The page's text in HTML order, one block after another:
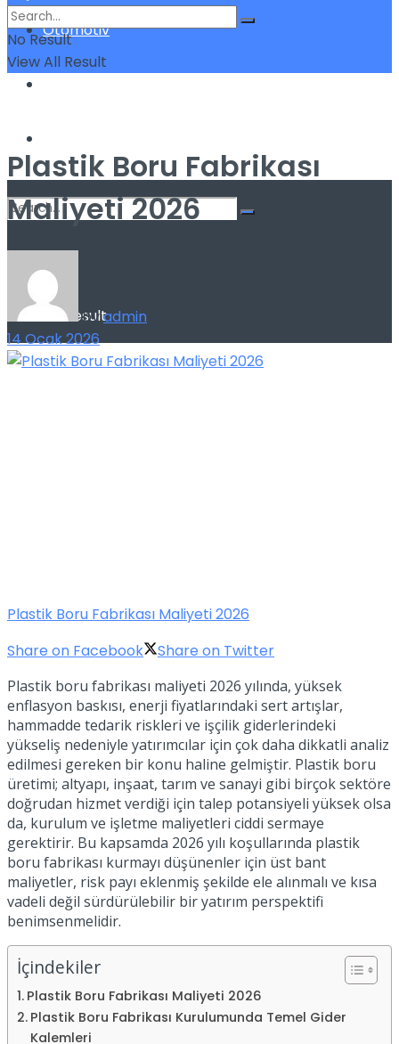
Otomotiv
View All Result
No Result
View All Result
Plastik Boru Fabrikası
Maliyeti 2026
byadmin
14 Ocak 2026
Plastik Boru Fabrikası Maliyeti 2026
Share on Facebook
Share on Twitter
Plastik boru fabrikası maliyeti 2026 yılında, yüksek
enflasyon baskısı, enerji fiyatlarındaki sert artışlar,
hammadde tedarik riskleri ve işçilik giderlerindeki
yükseliş nedeniyle yatırımcılar için çok daha dikkatli analiz
edilmesi gereken bir konu haline gelmiştir. Plastik boru
üretimi; altyapı, inşaat, tarım ve sanayi gibi birçok sektöre
doğrudan hizmet verdiği için talep potansiyeli yüksek olsa
da, kurulum ve işletme maliyetleri ciddi sermaye
gerektirir. Bu kapsamda 2026 yılı koşullarında plastik
boru fabrikası kurmayı düşünenler için üst bant
maliyetler, risk payı eklenmiş şekilde ele alınmalı ve kısa
vadeli değil sürdürülebilir bir yatırım perspektifi
benimsenmelidir.
İçindekiler
Plastik Boru Fabrikası Maliyeti 2026
Plastik Boru Fabrikası Kurulumunda Temel Gider
Kalemleri